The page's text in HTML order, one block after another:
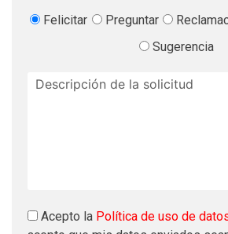
Felicitar Preguntar
Sugerencia
Acepto la Política de uso de